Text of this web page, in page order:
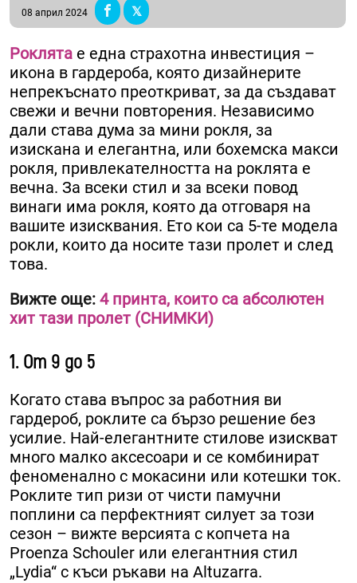
08 април 2024
Роклята е една страхотна инвестиция –
икона в гардероба, която дизайнерите
непрекъснато преоткриват, за да създават
свежи и вечни повторения. Независимо
дали става дума за мини рокля, за
изискана и елегантна, или бохемска макси
рокля, привлекателността на роклята е
вечна. За всеки стил и за всеки повод
винаги има рокля, която да отговаря на
вашите изисквания. Ето кои са 5-те модела
рокли, които да носите тази пролет и след
това.
Вижте още: 4 принта, които са абсолютен
хит тази пролет (СНИМКИ)
1. От 9 до 5
Когато става въпрос за работния ви
гардероб, роклите са бързо решение без
усилие. Най-елегантните стилове изискват
много малко аксесоари и се комбинират
феноменално с мокасини или котешки ток.
Роклите тип ризи от чисти памучни
поплини са перфектният силует за този
сезон – вижте версията с копчета на
Proenza Schouler или елегантния стил
„Lydia“ с къси ръкави на Altuzarra.